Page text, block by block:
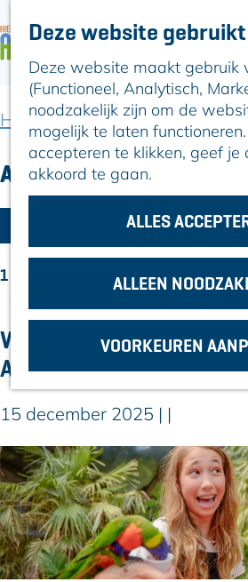
Deze website
Deze website maakt gebruik
(Functioneel, Analytisch,
noodzakelijk zijn om de
mogelijk te laten
accepteren te klikken, geef je
akkoord te gaan.
ALLES
ALLEEN
VOORKEUREN
n
a
r
h
m
a
g
Home Artikelen
Artikelen
a
t
o
e
k
j
e
?
1 T/M 12 VAN 13 RESULTATEN
WINTER IN AVIFAUNA:
ACTIVITEITEN IN DE
15 december 2025 | |
W
i
n
t
e
r